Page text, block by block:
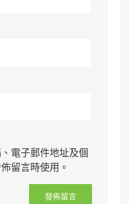
電子郵件地址及個
留言時使用。